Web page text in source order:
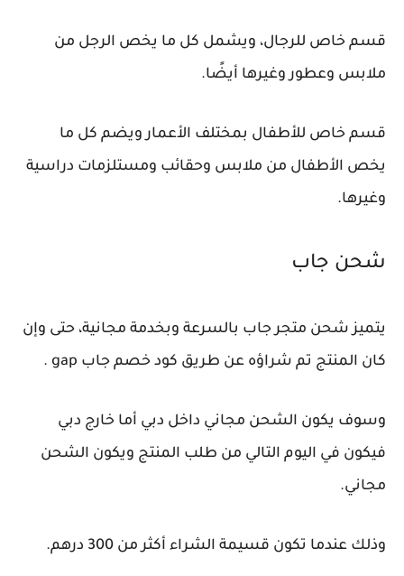
قسم خاص للرجال، ويشمل كل ما يخص الرجل من
ملابس وعطور وغيرها أيضًا.
قسم خاص للأطفال بمختلف الأعمار ويضم كل ما
يخص الأطفال من ملابس وحقائب ومستلزمات دراسية
وغيرها.
شحن جاب
يتميز شحن متجر جاب بالسرعة وبخدمة مجانية، حتى وإن
كان المنتج تم شراؤه عن طريق كود خصم جاب gap .
وسوف يكون الشحن مجاني داخل دبي أما خارج دبي
فيكون في اليوم التالي من طلب المنتج ويكون الشحن
مجاني.
وذلك عندما تكون قسيمة الشراء أكثر من 300 درهم.